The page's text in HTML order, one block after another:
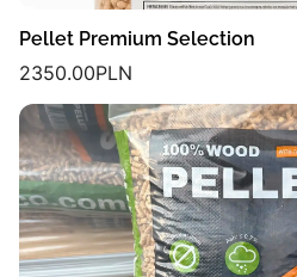
Pellet Premium Selection
2350.00PLN